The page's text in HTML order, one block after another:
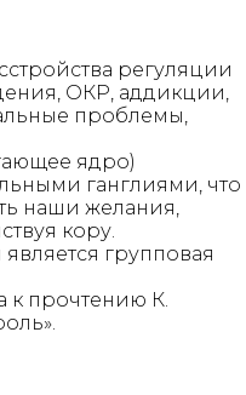
регуляции
ОКР, аддикции,
проблемы,
ядро)
ганглиями, что
наши желания,
кору.
групповая
к прочтению К.